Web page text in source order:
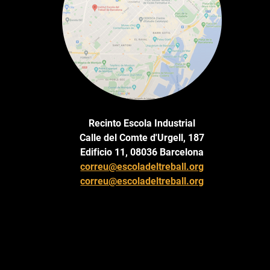
Recinto Escola Industrial
Calle del Comte d'Urgell, 187
Edificio 11, 08036 Barcelona
correu@escoladeltreball.org
correu@escoladeltreball.org